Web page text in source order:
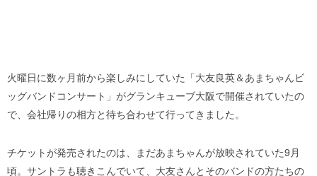
火曜日に数ヶ月前から楽しみにしていた「大友良英＆あまちゃんビ
ッグバンドコンサート」がグランキューブ大阪で開催されていたの
で、会社帰りの相方と待ち合わせて行ってきました。
チケットが発売されたのは、まだあまちゃんが放映されていた9月
頃。サントラも聴きこんでいて、大友さんとそのバンドの方たちの